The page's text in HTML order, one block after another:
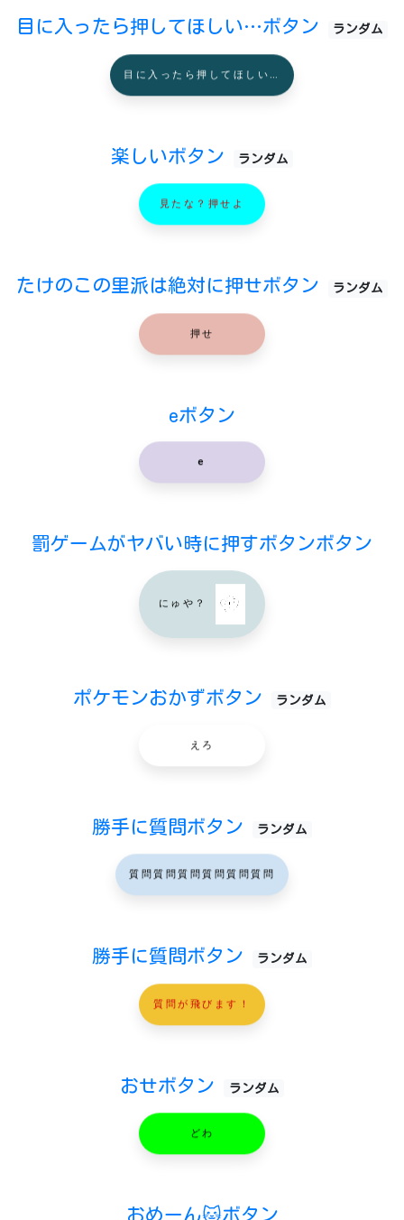
目に入ったら押してほしい…ボタン ランダム
目に入ったら押してほしい…
楽しいボタン ランダム
見たな？押せよ
たけのこの里派は絶対に押せボタン ランダム
押せ
eボタン
e
罰ゲームがヤバい時に押すボタンボタン
にゅや？
ポケモンおかずボタン ランダム
えろ
勝手に質問ボタン ランダム
質問質問質問質問質問質問
勝手に質問ボタン ランダム
質問が飛びます！
おせボタン ランダム
どわ
おめーん🐱ボタン